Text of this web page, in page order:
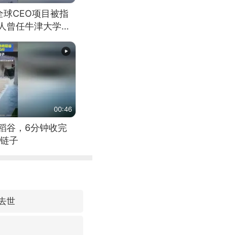
CEO项目被指
曾任牛津大学校
00:46
谷，6分钟收完
子
世